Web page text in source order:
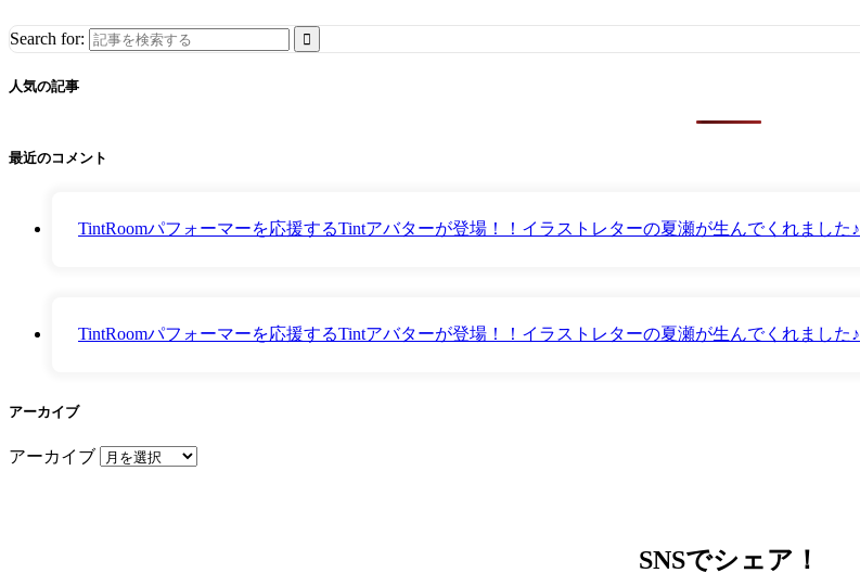
Search for:
人気の記事
最近のコメント
TintRoomパフォーマーを応援するTintアバターが登場！！イラストレターの夏瀬が生んでくれました♪
TintRoomパフォーマーを応援するTintアバターが登場！！イラストレターの夏瀬が生んでくれました♪
アーカイブ
アーカイブ
SNSでシェア！